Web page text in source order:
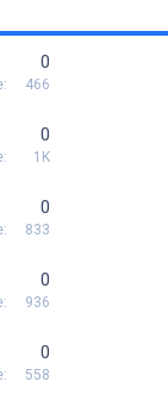
0
466
0
1K
0
833
0
936
0
558